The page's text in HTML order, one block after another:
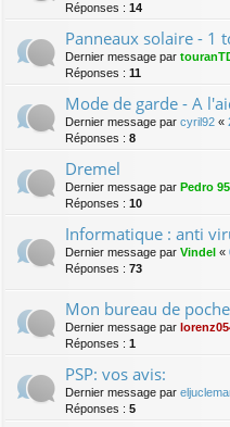
Réponses : 14
Panneaux solaire - 1
Dernier message par
Réponses : 11
Mode de garde - A
Dernier message par cyril92 «
Réponses : 8
Dremel
Dernier message par Pedro 95
Réponses : 10
Informatique : anti
Dernier message par Vindel «
Réponses : 73
Mon bureau de
Dernier message par
Réponses : 1
PSP: vos avis:
Dernier message par
Réponses : 5